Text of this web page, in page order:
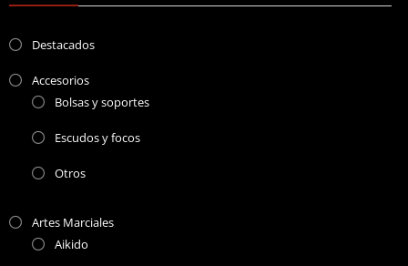
Destacados
Accesorios
Bolsas y soportes
Escudos y focos
Otros
Artes Marciales
Aikido